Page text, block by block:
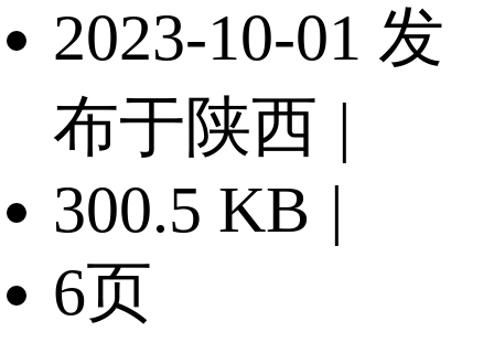
2023-10-01 发
布于陕西 |
300.5 KB |
6页